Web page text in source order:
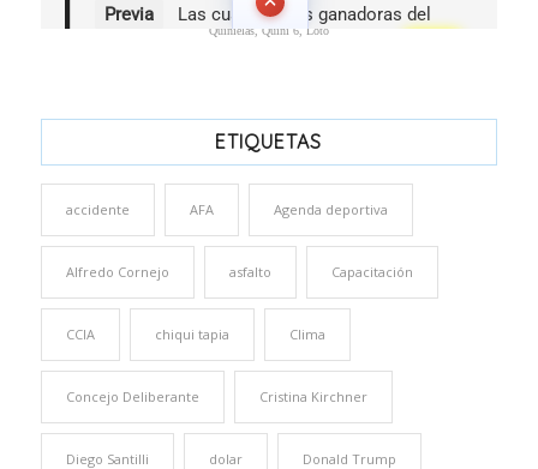
Quinielas, Quini 6, Loto
ETIQUETAS
accidente AFA Agenda deportiva
Alfredo Cornejo asfalto Capacitación
CCIA chiqui tapia Clima
Concejo Deliberante Cristina Kirchner
Diego Santilli dolar Donald Trump